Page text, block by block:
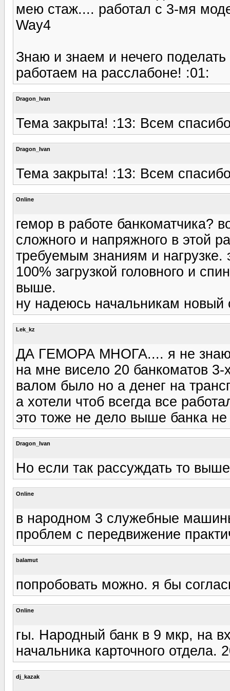
мею стаж.... работал с 3-мя
Way4
Знаю и знаем и нечего
работаем на расслабоне! :01:
Dragon_Ivan
Тема закрыта! :13: Всем
Dragon_Ivan
Тема закрыта! :13: Всем
Online
гемор в работе банкоматчика?
сложного и напряжного в этой
требуемым знаниям и нагрузке.
100% загрузкой головного и
выше.
ну надеюсь начальникам новый
Lek_kz
ДА ГЕМОРА МНОГА.... я не знаю
на мне висело 20 банкоматов
валом было но а денег на
а хотели чтоб всегда все
это тоже не дело выше банка
Dragon_Ivan
Но если так рассуждать то
Online
в народном 3 служебные
проблем с передвижение
balamut
попробовать можно. я бы
Online
гы. Народный банк в 9 мкр, на
начальника карточного отдела.
dj_kazak